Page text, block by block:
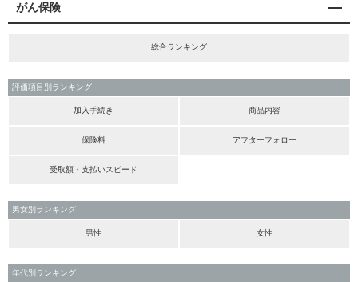
がん保険
総合ランキング
評価項目別ランキング
加入手続き 商品内容
保険料 アフターフォロー
受取額・支払いスピード
男女別ランキング
男性 女性
年代別ランキング